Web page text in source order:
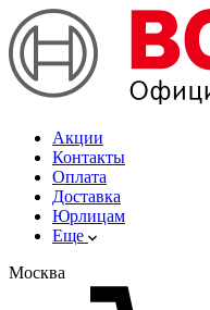
Акции
Контакты
Оплата
Доставка
Юрлицам
Еще
Москва